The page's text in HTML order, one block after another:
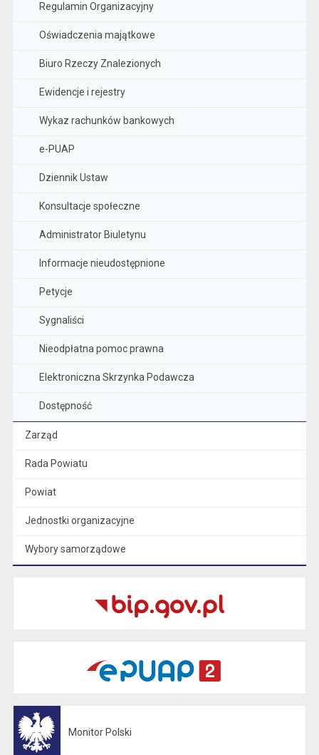
Regulamin Organizacyjny
Oświadczenia majątkowe
Biuro Rzeczy Znalezionych
Ewidencje i rejestry
Wykaz rachunków bankowych
e-PUAP
Dziennik Ustaw
Konsultacje społeczne
Administrator Biuletynu
Informacje nieudostępnione
Petycje
Sygnaliści
Nieodpłatna pomoc prawna
Elektroniczna Skrzynka Podawcza
Dostępność
Zarząd
Rada Powiatu
Powiat
Jednostki organizacyjne
Wybory samorządowe
Monitor Polski